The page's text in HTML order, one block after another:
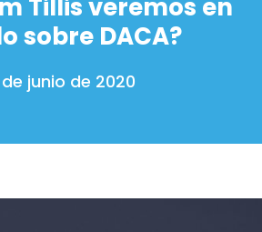
Vote
Donar
Tillis veremos en
sobre DACA?
de junio de 2020